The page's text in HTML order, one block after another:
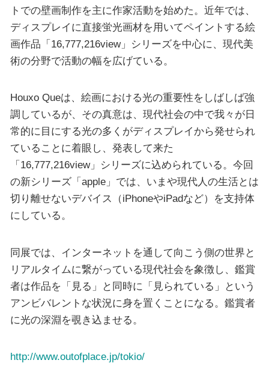
トでの壁画制作を主に作家活動を始めた。近年では、
ディスプレイに直接蛍光画材を用いてペイントする絵
画作品「16,777,216view」シリーズを中心に、現代美
術の分野で活動の幅を広げている。
Houxo Queは、絵画における光の重要性をしばしば強
調しているが、その真意は、現代社会の中で我々が日
常的に目にする光の多くがディスプレイから発せられ
ていることに着眼し、発表して来た
「16,777,216view」シリーズに込められている。今回
の新シリーズ「apple」では、いまや現代人の生活とは
切り離せないデバイス（iPhoneやiPadなど）を支持体
にしている。
同展では、インターネットを通して向こう側の世界と
リアルタイムに繋がっている現代社会を象徴し、鑑賞
者は作品を「見る」と同時に「見られている」という
アンビバレントな状況に身を置くことになる。鑑賞者
に光の深淵を覗き込ませる。
http://www.outofplace.jp/tokio/